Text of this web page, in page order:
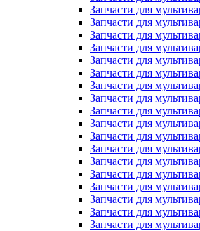
Запчасти для
Запчасти для
Запчасти для
Запчасти для
Запчасти для
Запчасти для
Запчасти для
Запчасти для
Запчасти для
Запчасти для
Запчасти для
Запчасти для
Запчасти для
Запчасти для
Запчасти для
Запчасти для
Запчасти для
Запчасти для